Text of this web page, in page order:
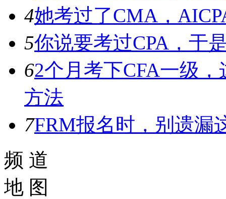
4她考过了CMA，
5你说要考过CPA，于
62个月考下CFA一级
方法
7FRM报名时，别遗漏
频 道
地 图